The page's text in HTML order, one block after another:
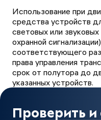
Использование при
средства устройств
световых или
охранной
соответствующего
права управления
срок от полутора до
указанных устройств.
Проверить